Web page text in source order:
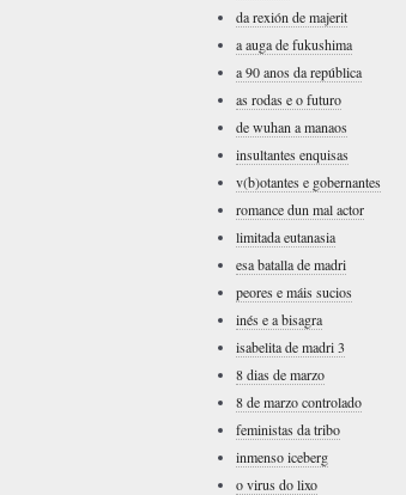
da rexión de majerit
a auga de fukushima
a 90 anos da república
as rodas e o futuro
de wuhan a manaos
insultantes enquisas
v(b)otantes e gobernantes
romance dun mal actor
limitada eutanasia
esa batalla de madri
peores e máis sucios
inés e a bisagra
isabelita de madri 3
8 dias de marzo
8 de marzo controlado
feministas da tribo
inmenso iceberg
o virus do lixo